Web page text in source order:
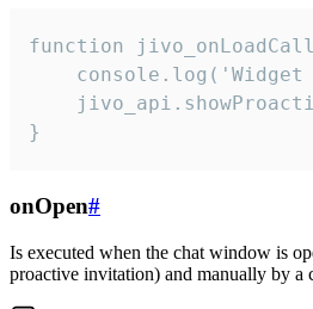
function
console.log('Widget
}
onOpen#
Is executed when the chat window is
proactive invitation) and manually by a